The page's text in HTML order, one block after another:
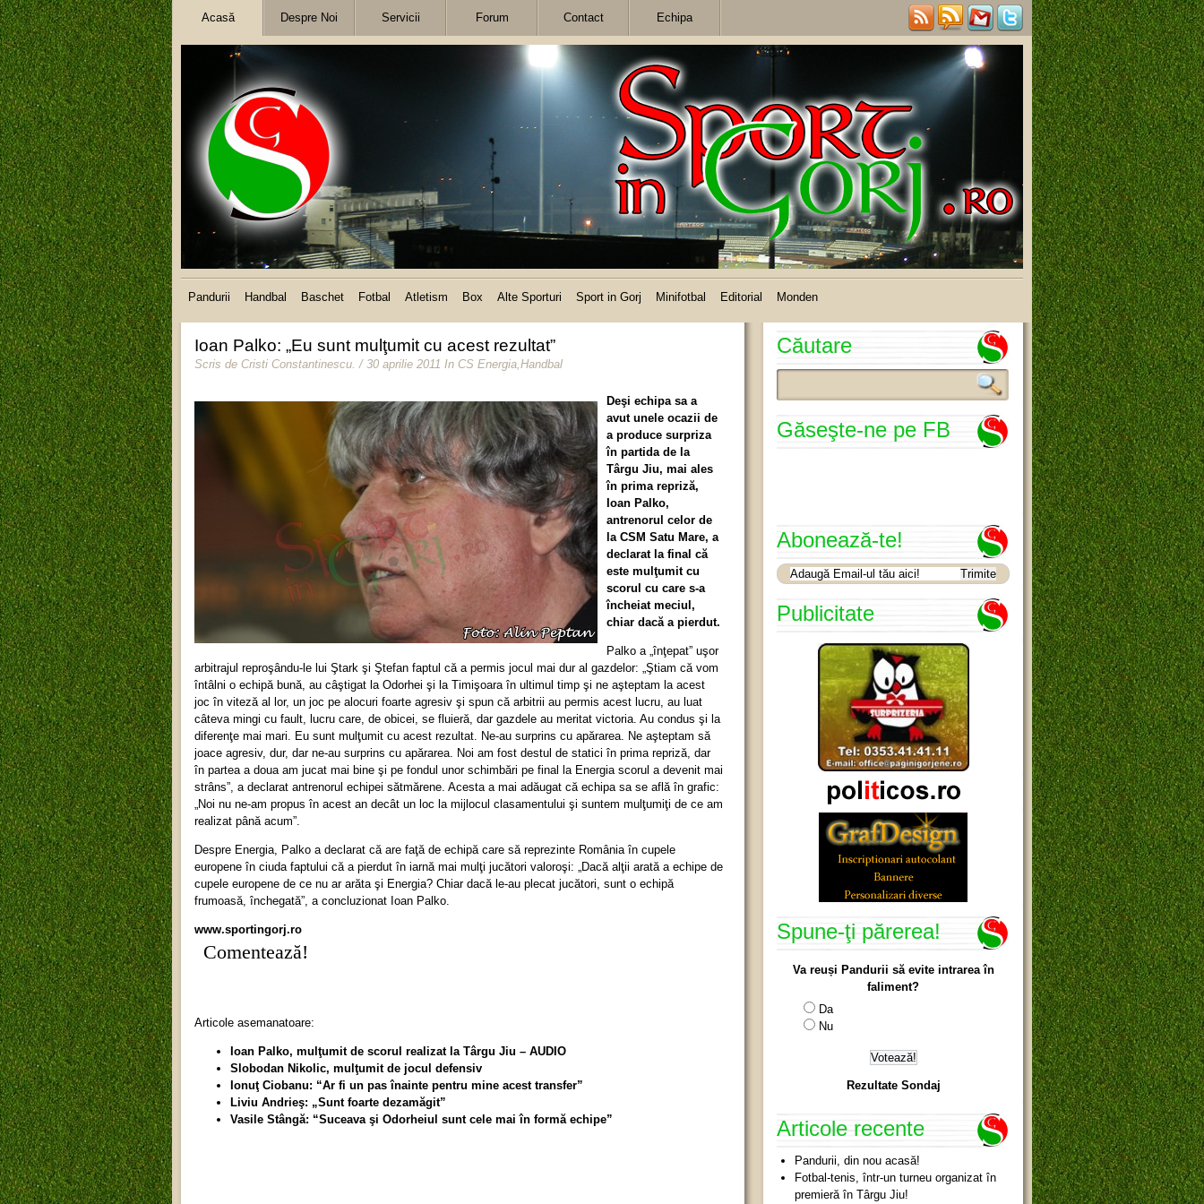
Acasă Despre Noi Servicii Forum Contact Echipa
Pandurii Handbal Baschet Fotbal Atletism Box Alte Sporturi Sport in Gorj Minifotbal Editorial Monden
Ioan Palko: „Eu sunt mulţumit cu acest rezultat”
Scris de Cristi Constantinescu. / 30 aprilie 2011 In CS Energia,Handbal
Deşi echipa sa a
avut unele ocazii de
a produce surpriza
în partida de la
Târgu Jiu, mai ales
în prima repriză,
Ioan Palko,
antrenorul celor de
la CSM Satu Mare, a
declarat la final că
este mulţumit cu
scorul cu care s-a
încheiat meciul,
chiar dacă a pierdut.
Palko a „înţepat” uşor
arbitrajul reproşându-le lui Ştark şi Ştefan faptul că a permis jocul mai dur al gazdelor: „Ştiam că vom
întâlni o echipă bună, au câştigat la Odorhei şi la Timişoara în ultimul timp şi ne aşteptam la acest
joc în viteză al lor, un joc pe alocuri foarte agresiv şi spun că arbitrii au permis acest lucru, au luat
câteva mingi cu fault, lucru care, de obicei, se fluieră, dar gazdele au meritat victoria. Au condus şi la
diferenţe mai mari. Eu sunt mulţumit cu acest rezultat. Ne-au surprins cu apărarea. Ne aşteptam să
joace agresiv, dur, dar ne-au surprins cu apărarea. Noi am fost destul de statici în prima repriză, dar
în partea a doua am jucat mai bine şi pe fondul unor schimbări pe final la Energia scorul a devenit mai
strâns”, a declarat antrenorul echipei sătmărene. Acesta a mai adăugat că echipa sa se află în grafic:
„Noi nu ne-am propus în acest an decât un loc la mijlocul clasamentului şi suntem mulţumiţi de ce am
realizat până acum”.
Despre Energia, Palko a declarat că are faţă de echipă care să reprezinte România în cupele
europene în ciuda faptului că a pierdut în iarnă mai mulţi jucători valoroşi: „Dacă alţii arată a echipe de
cupele europene de ce nu ar arăta şi Energia? Chiar dacă le-au plecat jucători, sunt o echipă
frumoasă, închegată”, a concluzionat Ioan Palko.
www.sportingorj.ro
Comentează!
Articole asemanatoare:
Ioan Palko, mulţumit de scorul realizat la Târgu Jiu – AUDIO
Slobodan Nikolic, mulţumit de jocul defensiv
Ionuţ Ciobanu: “Ar fi un pas înainte pentru mine acest transfer”
Liviu Andrieş: „Sunt foarte dezamăgit”
Vasile Stângă: “Suceava şi Odorheiul sunt cele mai în formă echipe”
Căutare
Găseşte-ne pe FB
Abonează-te!
Publicitate
Spune-ţi părerea!
Va reuși Pandurii să evite intrarea în
faliment?
Da
Nu
Rezultate Sondaj
Articole recente
Pandurii, din nou acasă!
Fotbal-tenis, într-un turneu organizat în
premieră în Târgu Jiu!